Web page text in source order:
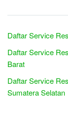
Daftar Service
Daftar Service
Barat
Daftar Service
Sumatera Selatan